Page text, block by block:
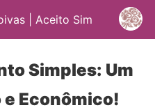
| Aceito Sim
Simples: Um
Econômico!